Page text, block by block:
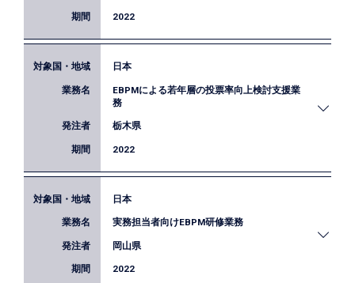
2022
静岡県職員及び県内市町の職員を対象にEBPMの基
礎知識とデータ分析手法の習得を目的とした研修を
実施しました。
日本
EBPMによる若年層の投票率向上検討支援業
務
栃木県
2022
本業務では、栃木県が行う投票率向上を目的とした
施策を検討するにあたり、EBPMの観点から効果検
証に関する助言や事例の紹介、分析、改善案の提案
日本
実務担当者向けEBPM研修業務
岡山県
2022